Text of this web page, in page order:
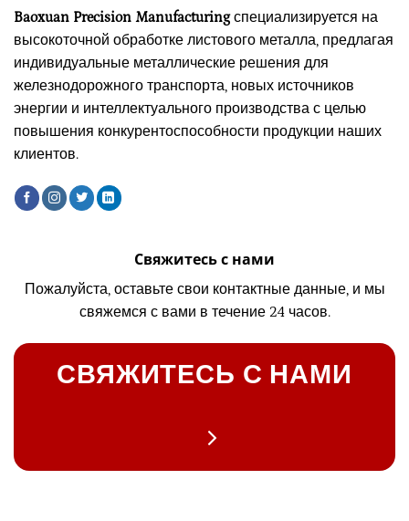
Baoxuan Precision Manufacturingспециализируется на
высокоточной обработке листового металла, предлагая
индивидуальные металлические решения для
железнодорожного транспорта, новых источников
энергии и интеллектуального производства с целью
повышения конкурентоспособности продукции наших
клиентов.
Свяжитесь с нами
Пожалуйста, оставьте свои контактные данные, и мы
свяжемся с вами в течение 24 часов.
СВЯЖИТЕСЬ С НАМИ